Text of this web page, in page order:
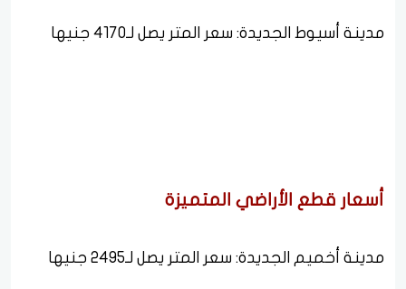
مدينة أسيوط الجديدة: سعر المتر يصل لـ4170 جنيها
أسعار قطع الأراضي المتميزة
مدينة أخميم الجديدة: سعر المتر يصل لـ2495 جنيها